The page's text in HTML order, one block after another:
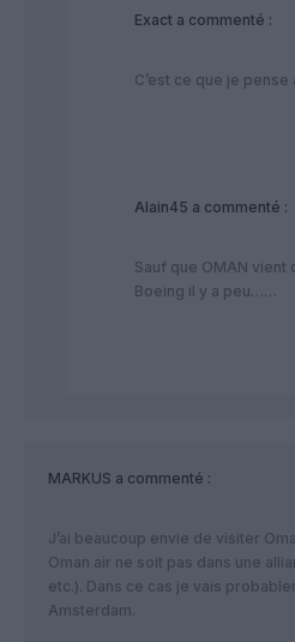
Exact a commenté :
C’est ce que je pense
Alain45 a commenté :
Sauf que OMAN vient
Boeing il y a peu……
MARKUS a commenté :
J’ai beaucoup envie de visiter
Oman air ne soit pas dans une
etc.). Dans ce cas je vais
Amsterdam.